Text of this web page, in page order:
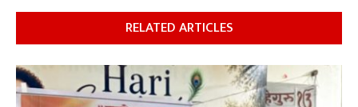
RELATED ARTICLES